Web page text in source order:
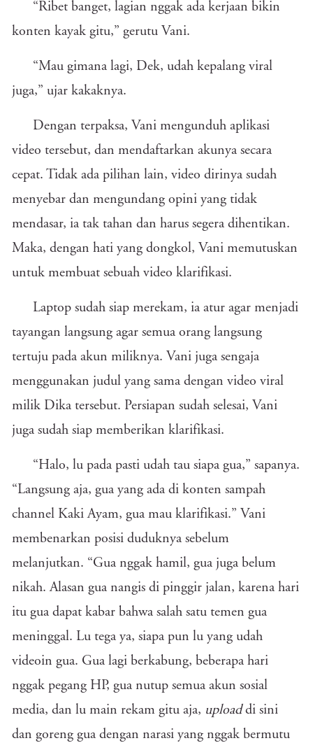
“Ribet banget, lagian nggak ada kerjaan bikin
konten kayak gitu,” gerutu Vani.
“Mau gimana lagi, Dek, udah kepalang viral
juga,” ujar kakaknya.
Dengan terpaksa, Vani mengunduh aplikasi
video tersebut, dan mendaftarkan akunya secara
cepat. Tidak ada pilihan lain, video dirinya sudah
menyebar dan mengundang opini yang tidak
mendasar, ia tak tahan dan harus segera dihentikan.
Maka, dengan hati yang dongkol, Vani memutuskan
untuk membuat sebuah video klarifikasi.
Laptop sudah siap merekam, ia atur agar menjadi
tayangan langsung agar semua orang langsung
tertuju pada akun miliknya. Vani juga sengaja
menggunakan judul yang sama dengan video viral
milik Dika tersebut. Persiapan sudah selesai, Vani
juga sudah siap memberikan klarifikasi.
“Halo, lu pada pasti udah tau siapa gua,” sapanya.
“Langsung aja, gua yang ada di konten sampah
channel Kaki Ayam, gua mau klarifikasi.” Vani
membenarkan posisi duduknya sebelum
melanjutkan. “Gua nggak hamil, gua juga belum
nikah. Alasan gua nangis di pinggir jalan, karena hari
itu gua dapat kabar bahwa salah satu temen gua
meninggal. Lu tega ya, siapa pun lu yang udah
videoin gua. Gua lagi berkabung, beberapa hari
nggak pegang HP, gua nutup semua akun sosial
media, dan lu main rekam gitu aja, uploaddi sini
dan goreng gua dengan narasi yang nggak bermutu